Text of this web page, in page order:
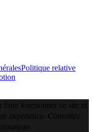
Politique relative
faire fonctionner ce site et
expérience. Consultez